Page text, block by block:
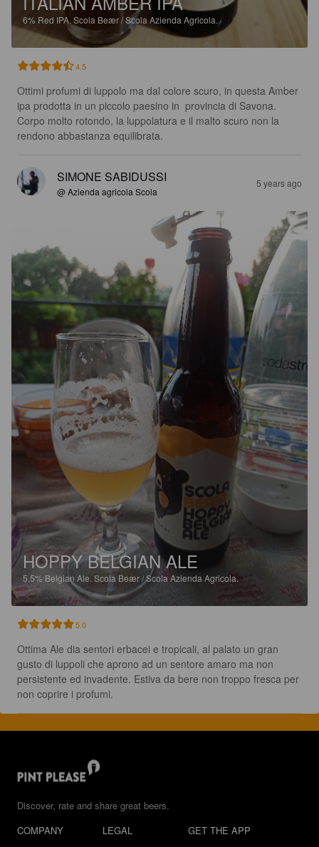
6% Red IPA. Scola Beær / Scola Azienda Agricola.
4.5
Ottimi profumi di luppolo ma dal colore scuro, in questa Amber
ipa prodotta in un piccolo paesino in  provincia di Savona.
Corpo molto rotondo, la luppolatura e il malto scuro non la
rendono abbastanza equilibrata.
SIMONE SABIDUSSI
@ Azienda agricola Scola
5 years ago
HOPPY BELGIAN ALE
5.5% Belgian Ale. Scola Beær / Scola Azienda Agricola.
5.0
Ottima Ale dia sentori erbacei e tropicali, al palato un gran
gusto di luppoli che aprono ad un sentore amaro ma non
persistente ed invadente. Estiva da bere non troppo fresca per
non coprire i profumi.
Discover, rate and share great beers.
COMPANY
LEGAL GET THE APP